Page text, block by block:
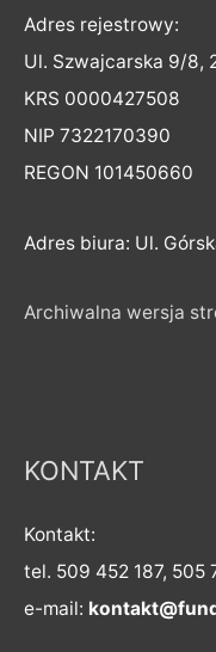
Adres rejestrowy:
Ul. Szwajcarska 9/8,
KRS 0000427508
NIP 7322170390
REGON 101450660
Adres biura: Ul.
Archiwalna wersja
KONTAKT
Kontakt:
tel. 509 452 187, 505
e-mail: